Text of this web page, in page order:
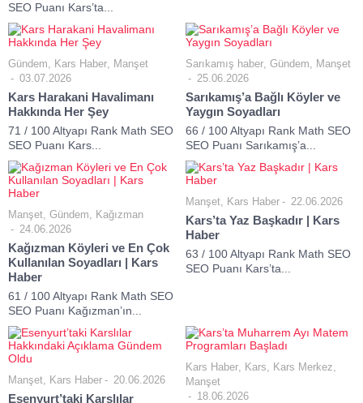
SEO Puanı Kars’ta...
Gündem, Kars Haber, Manşet
03.07.2026
Kars Harakani Havalimanı
Hakkında Her Şey
71 / 100 Altyapı Rank Math SEO
SEO Puanı Kars...
Sarıkamış haber, Gündem, Manşet
25.06.2026
Sarıkamış’a Bağlı Köyler ve
Yaygın Soyadları
66 / 100 Altyapı Rank Math SEO
SEO Puanı Sarıkamış’a...
Manşet, Gündem, Kağızman
24.06.2026
Kağızman Köyleri ve En Çok
Kullanılan Soyadları | Kars
Haber
61 / 100 Altyapı Rank Math SEO
SEO Puanı Kağızman’ın...
Manşet, Kars Haber 22.06.2026
Kars’ta Yaz Başkadır | Kars
Haber
63 / 100 Altyapı Rank Math SEO
SEO Puanı Kars’ta...
Manşet, Kars Haber 20.06.2026
Esenyurt’taki Karslılar
Kars Haber, Kars, Kars Merkez,
Manşet
18.06.2026